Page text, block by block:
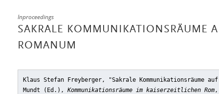
Inproceedings
SAKRALE KOMMUNIKATIONSRÄUME
ROMANUM
Klaus Stefan Freyberger, "Sakrale Kommunikationsräume auf
Mundt (Ed.), Kommunikationsräume im kaiserzeitlichen Rom,